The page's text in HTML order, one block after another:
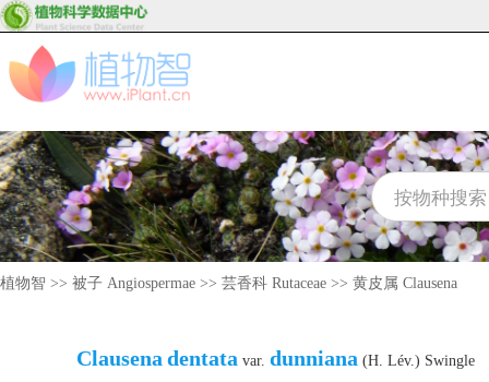
植物智 >> 被子 Angiospermae >> 芸香科 Rutaceae >> 黄皮属 Clausena
Clausena dentata var. dunniana (H. Lév.) Swingle